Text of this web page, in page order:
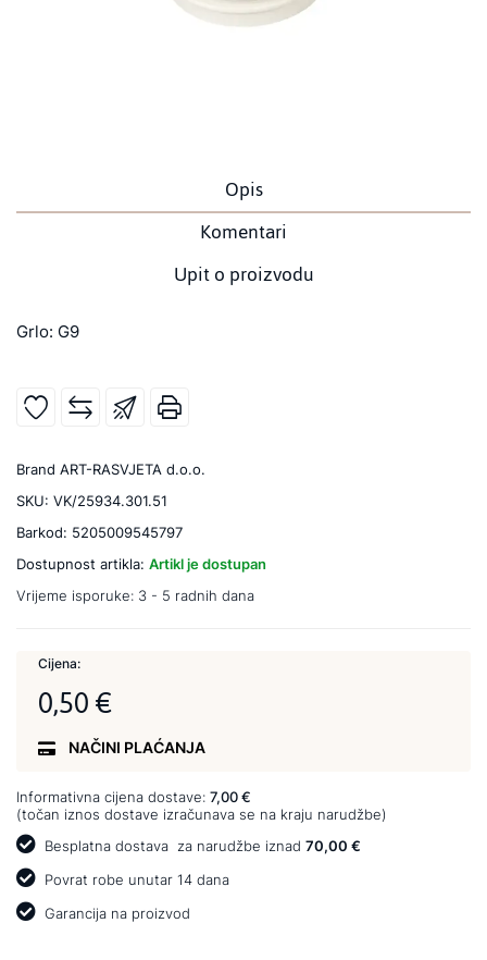
Opis
Komentari
Upit o proizvodu
Grlo: G9
Brand ART-RASVJETA d.o.o.
SKU: VK/25934.301.51
Barkod: 5205009545797
Dostupnost artikla: Artikl je dostupan
Vrijeme isporuke: 3 - 5 radnih dana
Cijena:
0,50 €
NAČINI PLAĆANJA
Informativna cijena dostave: 7,00 €
(točan iznos dostave izračunava se na kraju narudžbe)
Besplatna dostava za narudžbe iznad 70,00 €
Povrat robe unutar 14 dana
Garancija na proizvod